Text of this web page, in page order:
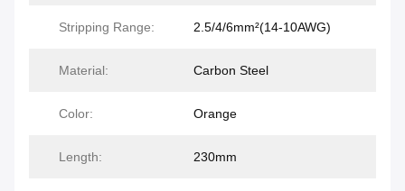
Stripping Range: 2.5/4/6mm²(14-10AWG)
Material: Carbon Steel
Color: Orange
Length: 230mm